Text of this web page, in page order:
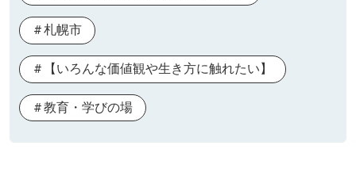
札幌市
【いろんな価値観や生き方に触れたい】
教育・学びの場